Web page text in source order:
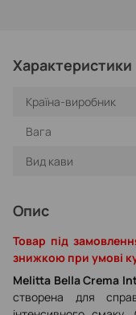
Характеристики
Країна-виробник
Вага
Вид кави
Опис
Товар під
знижкою при умові
Melitta Bella Crema
створена для